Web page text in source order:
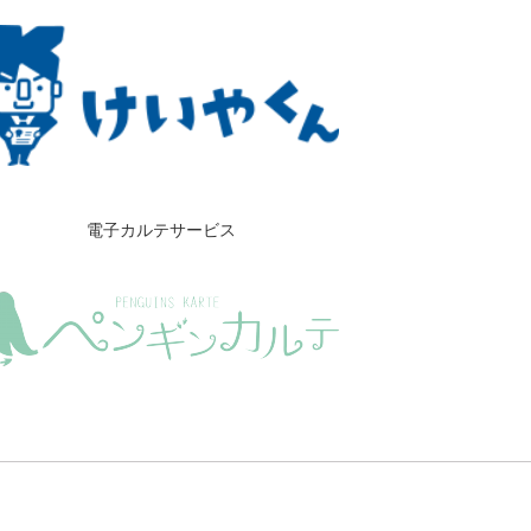
電子カルテサービス